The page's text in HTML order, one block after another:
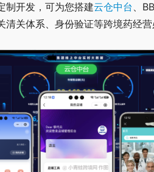
制开发，可为您搭建云仓中台 、
关体系、身份验证等跨境药经营